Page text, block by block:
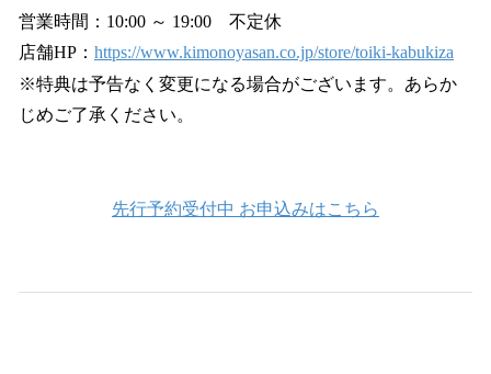
営業時間：10:00 ～ 19:00 不定休
店舗HP： https://www.kimonoyasan.co.jp/store/toiki-kabukiza
※特典は予告なく変更になる場合がございます。あらか
じめご了承ください。
先行予約受付中 お申込みはこちら